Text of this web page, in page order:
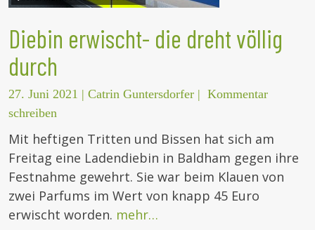
Diebin erwischt- die dreht völlig
durch
27. Juni 2021 | Catrin Guntersdorfer | Kommentar
schreiben
Mit heftigen Tritten und Bissen hat sich am
Freitag eine Ladendiebin in Baldham gegen ihre
Festnahme gewehrt. Sie war beim Klauen von
zwei Parfums im Wert von knapp 45 Euro
erwischt worden. mehr…